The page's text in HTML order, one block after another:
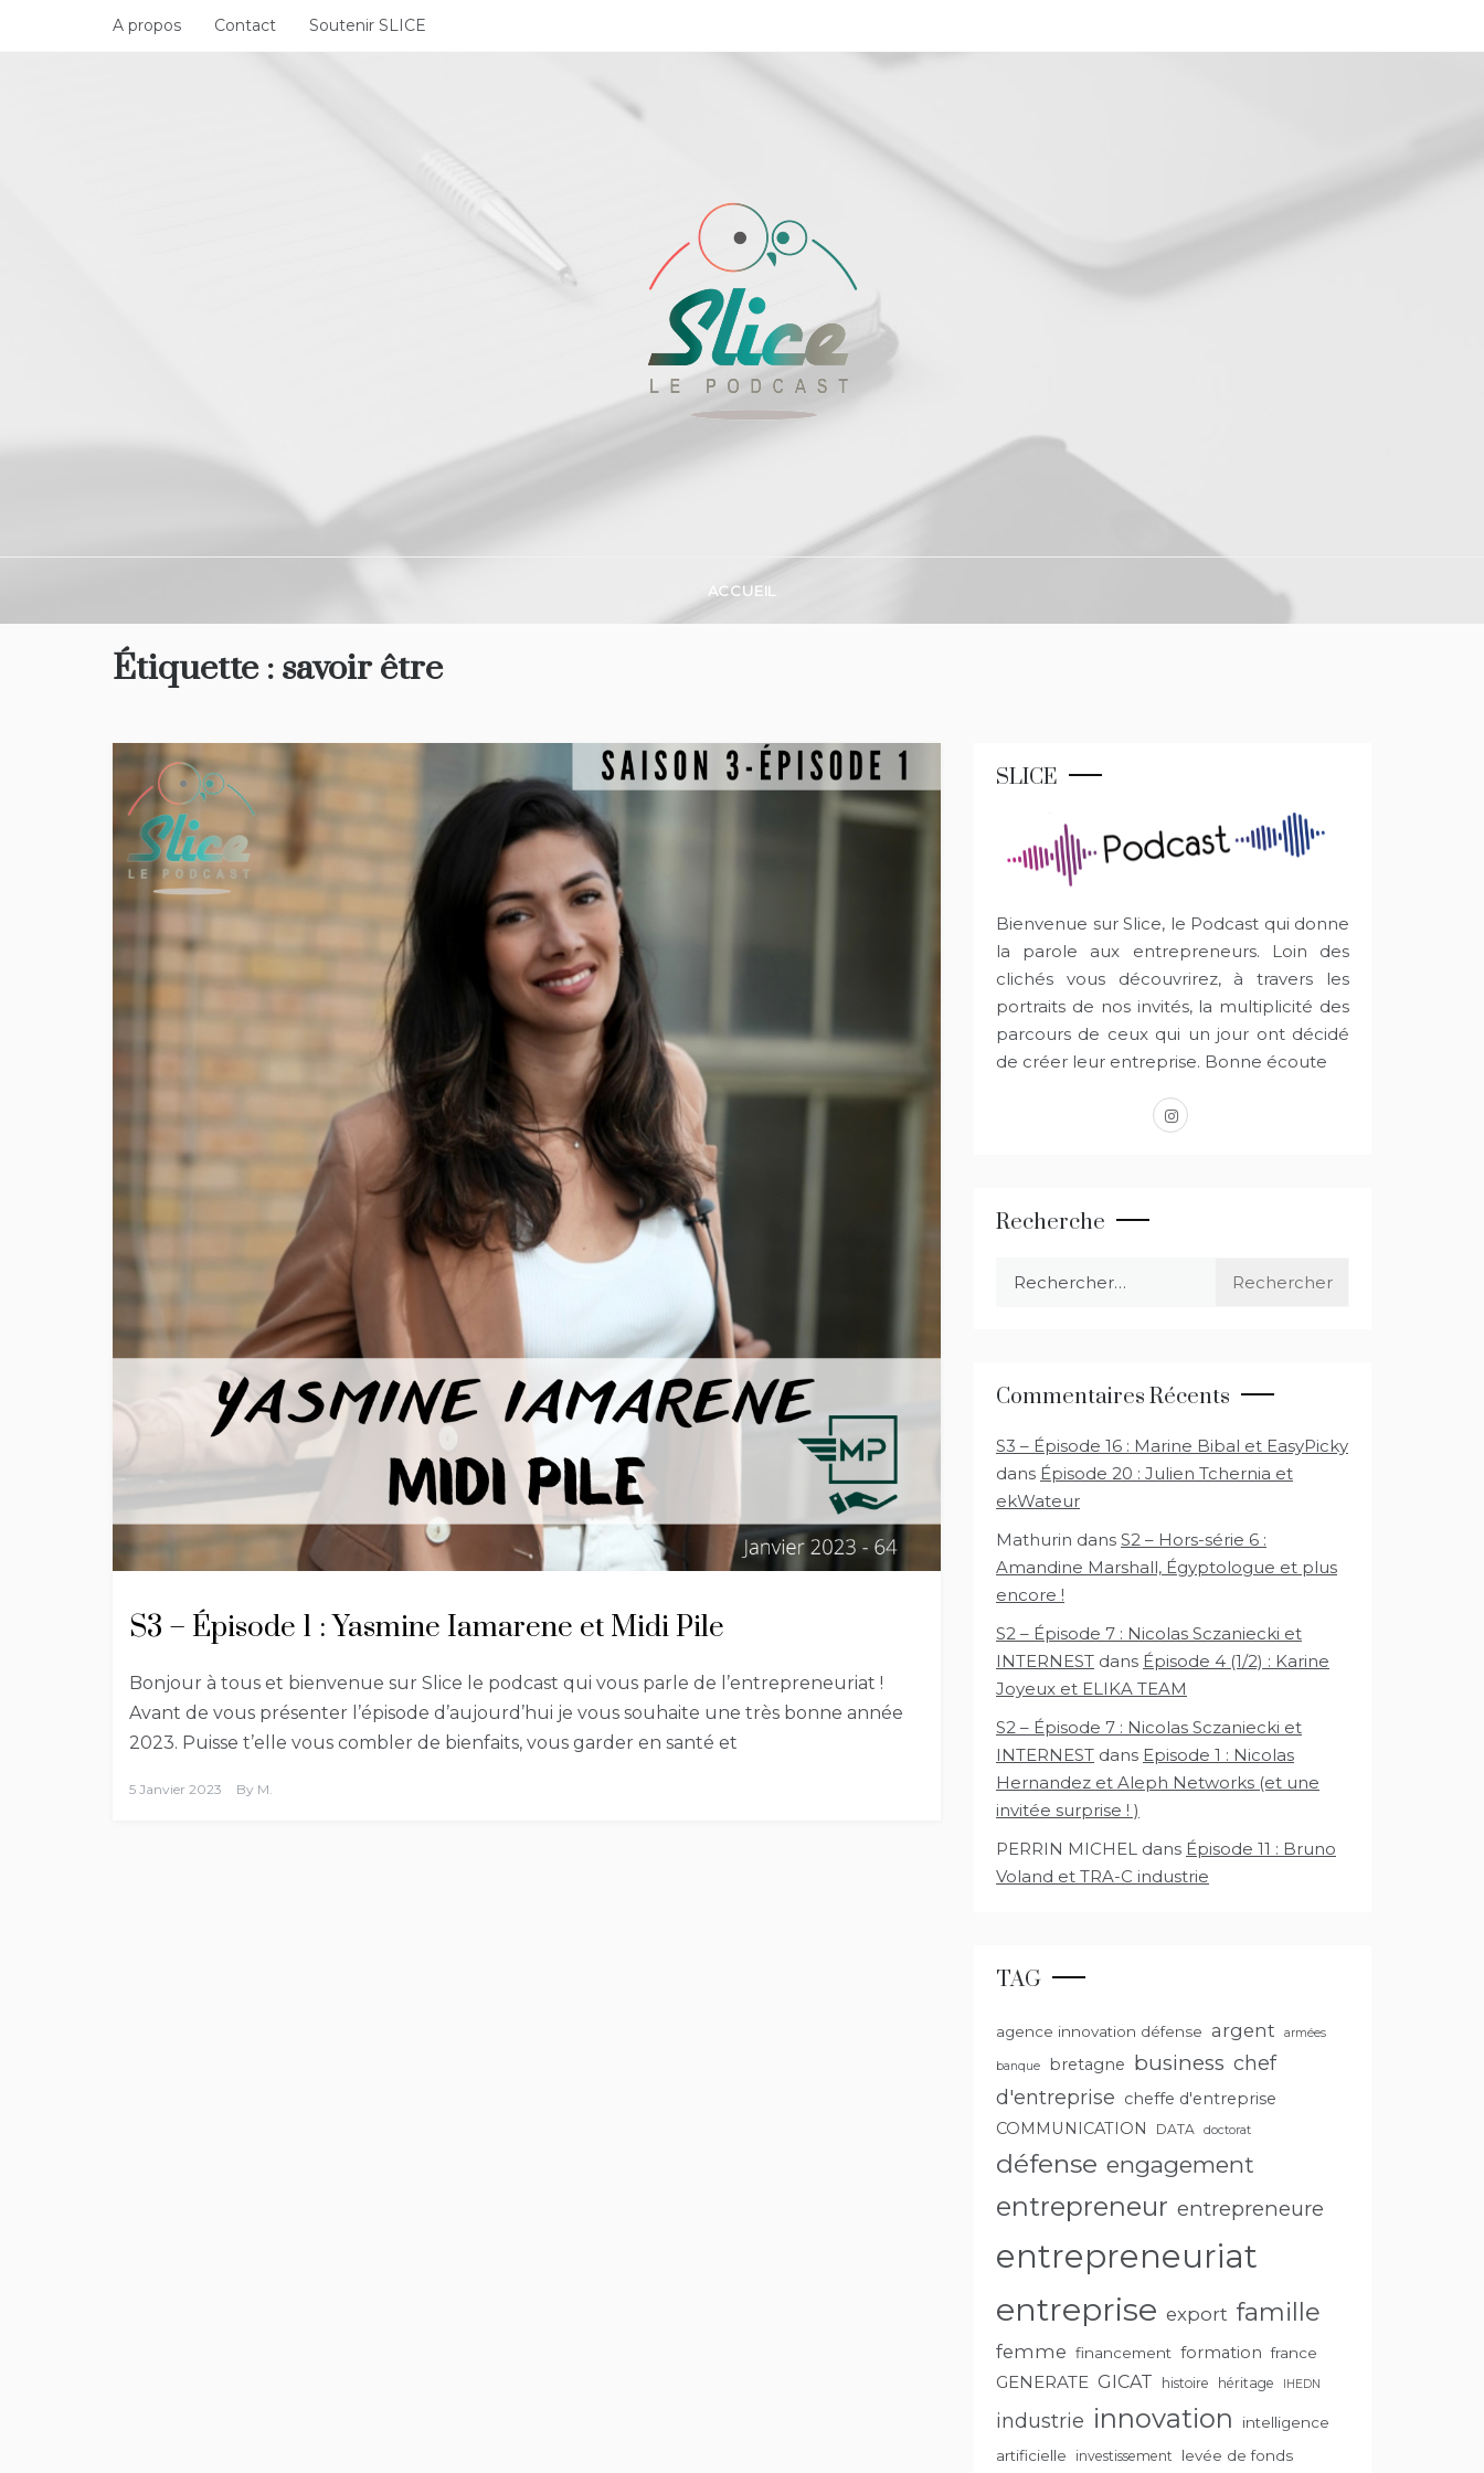
A propos Contact Soutenir SLICE
ACCUEIL
Étiquette : savoir être
S3 – Épisode 1 : Yasmine Iamarene et Midi Pile
Bonjour à tous et bienvenue sur Slice le podcast qui vous parle de l’entrepreneuriat !
Avant de vous présenter l’épisode d’aujourd’hui je vous souhaite une très bonne année
2023. Puisse t’elle vous combler de bienfaits, vous garder en santé et
5 Janvier 2023 By M.
SLICE
Bienvenue sur Slice, le Podcast qui donne
la parole aux entrepreneurs. Loin des
clichés vous découvrirez, à travers les
portraits de nos invités, la multiplicité des
parcours de ceux qui un jour ont décidé
de créer leur entreprise. Bonne écoute
instagram
Recherche
Commentaires Récents
S3 – Épisode 16 : Marine Bibal et EasyPicky
dans Épisode 20 : Julien Tchernia et
ekWateur
Mathurin dans S2 – Hors-série 6 :
Amandine Marshall, Égyptologue et plus
encore !
S2 – Épisode 7 : Nicolas Sczaniecki et
INTERNEST dans Épisode 4 (1/2) : Karine
Joyeux et ELIKA TEAM
S2 – Épisode 7 : Nicolas Sczaniecki et
INTERNEST dans Episode 1 : Nicolas
Hernandez et Aleph Networks (et une
invitée surprise ! )
PERRIN MICHEL dans Épisode 11 : Bruno
Voland et TRA-C industrie
TAG
agence innovation défense argent armées
banque bretagne business chef
d'entreprise cheffe d'entreprise
COMMUNICATION
DATA doctorat
défense engagement
entrepreneur entrepreneure
entrepreneuriat
entreprise export famille
femme financement formation france
GENERATE GICAT histoire héritage IHEDN
industrie innovation
intelligence
artificielle
investissement levée de fonds